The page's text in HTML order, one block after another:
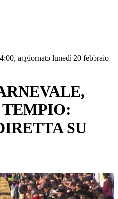
aggiornato lunedì 20 febbraio
TEMPIO:
SU